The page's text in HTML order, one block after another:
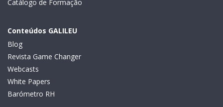
Catálogo de Formação
Conteúdos GALILEU
Blog
Revista Game Changer
Webcasts
White Papers
Barómetro RH